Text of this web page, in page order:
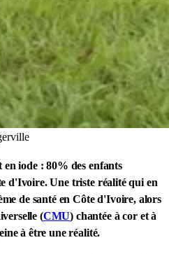
iode : 80% des enfants
d'Ivoire. Une triste réalité qui en
de santé en Côte d'Ivoire, alors
(CMU) chantée à cor et à
à être une réalité.